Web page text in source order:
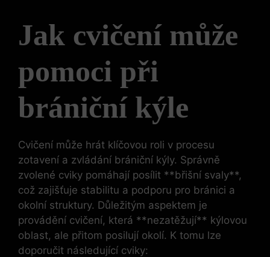
Jak cvičení může
pomoci při
brániční kýle
Cvičení může hrát klíčovou roli v procesu
zotavení a zvládání brániční kýly. Správně
zvolené cviky pomáhají posílit **břišní svaly**,
což zajišťuje stabilitu a podporu pro bránici a
okolní struktury. Důležitým aspektem je
provádění cvičení, která **nezatěžují** kýlovou
oblast, ale přitom posilují okolí. K tomu lze
doporučit následující cviky: